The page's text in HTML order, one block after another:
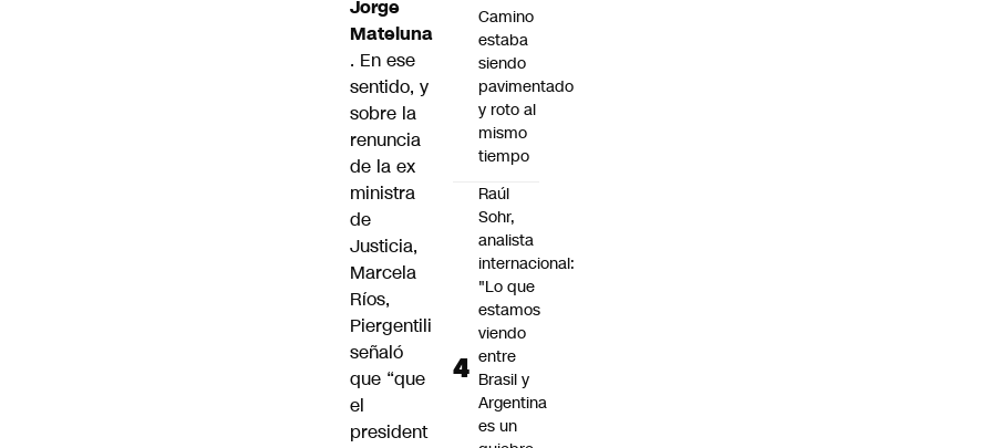
Jorge
Mateluna
. En ese
sentido, y
sobre la
renuncia
de la ex
ministra
de
Justicia,
Marcela
Ríos,
Piergentili
señaló
que “que
el
president
Camino
estaba
siendo
pavimentado
y roto al
mismo
tiempo
Raúl
Sohr,
analista
internacional:
"Lo que
estamos
viendo
entre
Brasil y
Argentina
es un